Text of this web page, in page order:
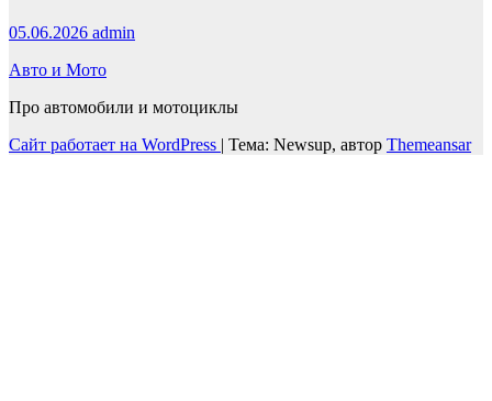
05.06.2026 admin
Авто и Мото
Про автомобили и мотоциклы
Сайт работает на WordPress | Тема: Newsup, автор Themeansar